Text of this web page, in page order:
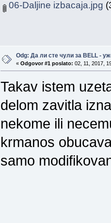
06-Daljine izbacaja.jpg
Odg: Да ли сте чули за BELL -
« Odgovor #1 poslato: 02, 11, 2017,
Takav istem
delom zavitla
nekome ili
krmanos
samo